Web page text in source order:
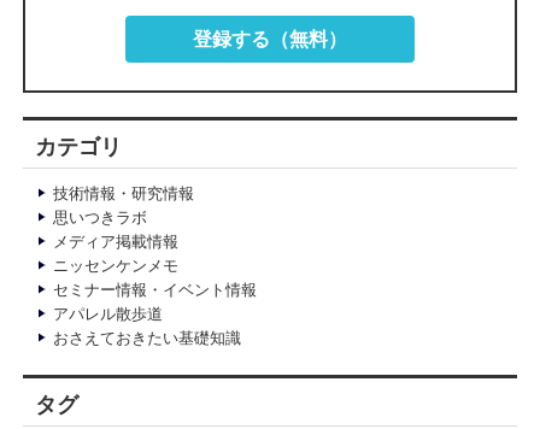
登録する（無料）
カテゴリ
技術情報・研究情報
思いつきラボ
メディア掲載情報
ニッセンケンメモ
セミナー情報・イベント情報
アパレル散歩道
おさえておきたい基礎知識
タグ